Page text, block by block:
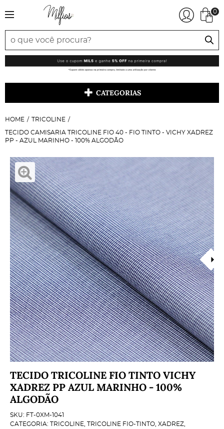
0
CATEGORIAS
HOME TRICOLINE
TECIDO CAMISARIA TRICOLINE FIO 40 - FIO TINTO - VICHY XADREZ
PP - AZUL MARINHO - 100% ALGODÃO
TECIDO TRICOLINE FIO TINTO VICHY
XADREZ PP AZUL MARINHO - 100%
ALGODÃO
SKU: FT-0XM-1041
CATEGORIA: TRICOLINE TRICOLINE FIO-TINTO XADREZ